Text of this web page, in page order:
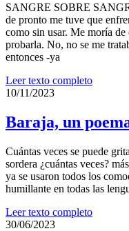
SANGRE SOBRE
de pronto me tuve que
como sin usar. Me moría
probarla. No, no se me
entonces -ya
Leer texto completo
10/11/2023
Baraja, un
Cuántas veces se puede
sordera ¿cuántas veces?
ya se usaron todos los
humillante en todas las
Leer texto completo
30/06/2023